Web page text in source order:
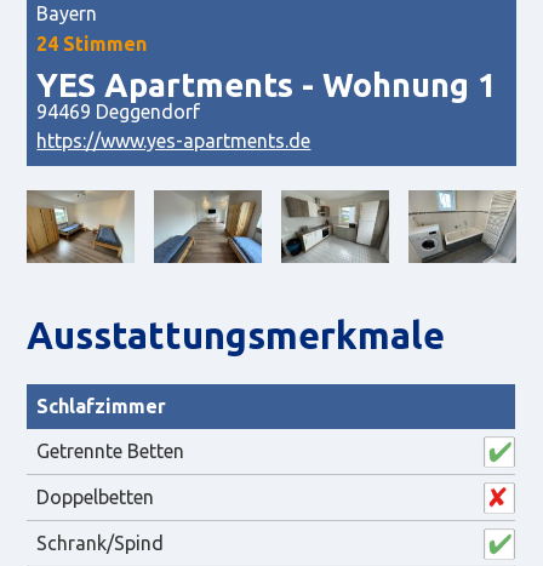
Bayern
24 Stimmen
YES Apartments - Wohnung 1
94469 Deggendorf
https://www.yes-apartments.de
Aus­statt­ungs­merk­male
Schlafzimmer
Getrennte Betten
Doppelbetten
Schrank/Spind